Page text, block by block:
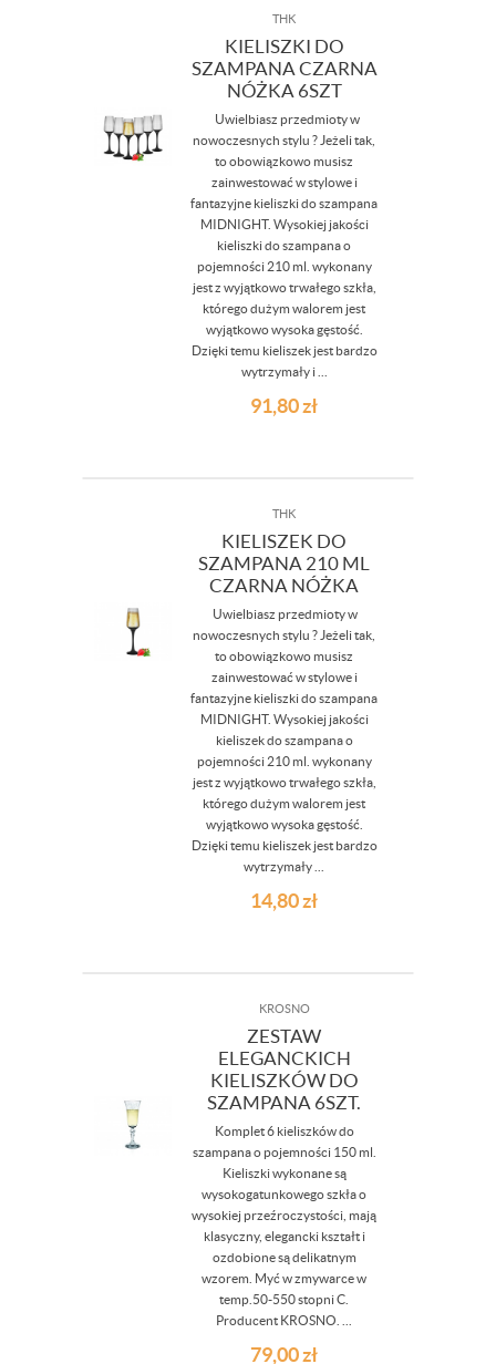
THK
KIELISZKI DO
SZAMPANA CZARNA
NÓŻKA 6SZT
Uwielbiasz przedmioty w
nowoczesnych stylu ? Jeżeli tak,
to obowiązkowo musisz
zainwestować w stylowe i
fantazyjne kieliszki do szampana
MIDNIGHT. Wysokiej jakości
kieliszki do szampana o
pojemności 210 ml. wykonany
jest z wyjątkowo trwałego szkła,
którego dużym walorem jest
wyjątkowo wysoka gęstość.
Dzięki temu kieliszek jest bardzo
wytrzymały i ...
91,80zł
THK
KIELISZEK DO
SZAMPANA 210 ML
CZARNA NÓŻKA
Uwielbiasz przedmioty w
nowoczesnych stylu ? Jeżeli tak,
to obowiązkowo musisz
zainwestować w stylowe i
fantazyjne kieliszki do szampana
MIDNIGHT. Wysokiej jakości
kieliszek do szampana o
pojemności 210 ml. wykonany
jest z wyjątkowo trwałego szkła,
którego dużym walorem jest
wyjątkowo wysoka gęstość.
Dzięki temu kieliszek jest bardzo
wytrzymały ...
14,80zł
KROSNO
ZESTAW
ELEGANCKICH
KIELISZKÓW DO
SZAMPANA 6SZT.
Komplet 6 kieliszków do
szampana o pojemności 150 ml.
Kieliszki wykonane są
wysokogatunkowego szkła o
wysokiej przeźroczystości, mają
klasyczny, elegancki kształt i
ozdobione są delikatnym
wzorem. Myć w zmywarce w
temp.50-550 stopni C.
Producent KROSNO. ...
79,00zł